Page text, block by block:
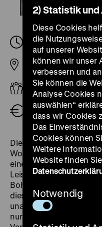
Freitag, 08. März
Pei-Bau
Erwachsene
Öffentliche
Die Themenführung
Wolf Biermann ins
einen Einblick in die
Leistungen von
Bohley und Sarah
dieser vier Frauen, die
unabhängigen
nur in geschützten
2) Statistik
Diese Cookies
die
auf unserer
können wir unser
verbessern und
Sie können die
Analyse Cookies
auswählen“
dass wir Cookies
Das
Cookies können
Weitere
Website finden
Notwendig